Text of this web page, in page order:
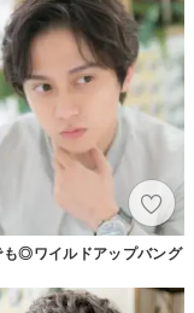
も◎ワイルドアップバング